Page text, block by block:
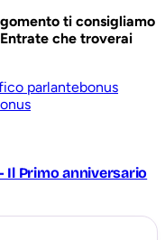
ti consigliamo
che troverai
parlantebonus
Il Primo anniversario